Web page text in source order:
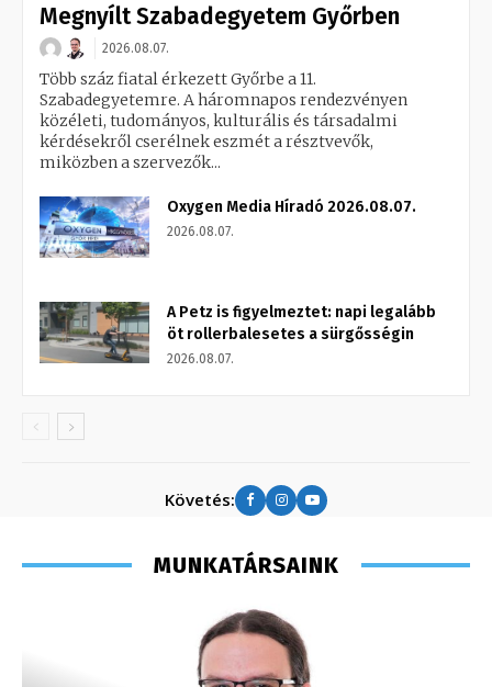
Megnyílt Szabadegyetem Győrben
2026.08.07.
Több száz fiatal érkezett Győrbe a 11.
Szabadegyetemre. A háromnapos rendezvényen
közéleti, tudományos, kulturális és társadalmi
kérdésekről cserélnek eszmét a résztvevők,
miközben a szervezők...
Oxygen Media Híradó 2026.08.07.
2026.08.07.
A Petz is figyelmeztet: napi legalább
öt rollerbalesetes a sürgősségin
2026.08.07.
Követés:
MUNKATÁRSAINK